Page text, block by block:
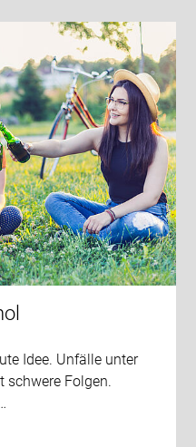
Idee. Unfälle unter
schwere Folgen.